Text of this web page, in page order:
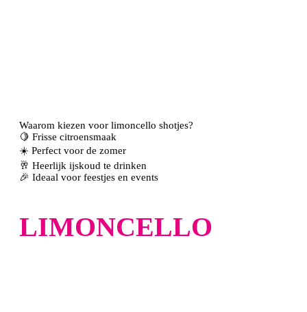
Waarom kiezen voor limoncello shotjes?
🍋 Frisse citroensmaak
☀️ Perfect voor de zomer
🥂 Heerlijk ijskoud te drinken
🎉 Ideaal voor feestjes en events
LIMONCELLO